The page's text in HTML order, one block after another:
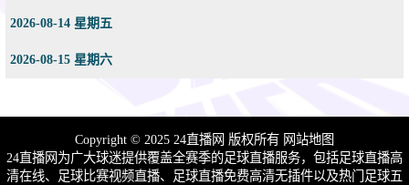
2026-08-14 星期五
2026-08-15 星期六
Copyright © 2025 24直播网 版权所有 网站地图
24直播网为广大球迷提供覆盖全赛季的足球直播服务，包括足球直播高
清在线、足球比赛视频直播、足球直播免费高清无插件以及热门足球五